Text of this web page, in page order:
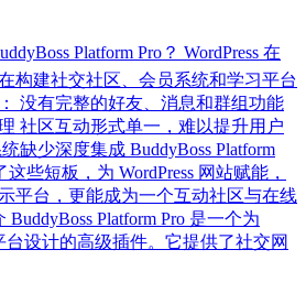
Platform Pro？ WordPress 在
构建社交社区、会员系统和学习平台
没有完整的好友、消息和群组功能
社区互动形式单一，难以提升用户
缺少深度集成 BuddyBoss Platform
些短板，为 WordPress 网站赋能，
平台，更能成为一个互动社区与在线
Platform Pro 是一个为
台设计的高级插件。它提供了社交网